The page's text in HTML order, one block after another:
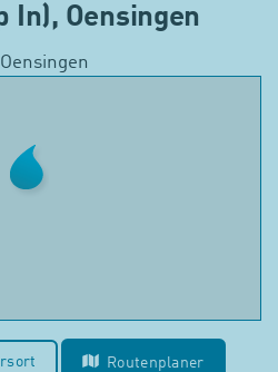
In), Oensingen
Routenplaner